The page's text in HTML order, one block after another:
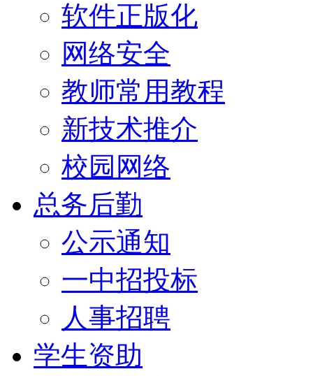
软件正版化
网络安全
教师常用教程
新技术推介
校园网络
总务后勤
公示通知
一中招投标
人事招聘
学生资助